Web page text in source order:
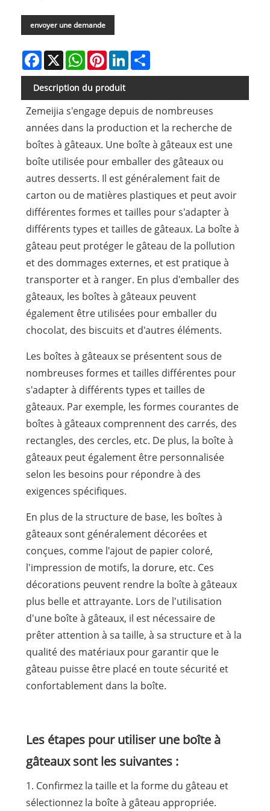
envoyer une demande
Facebook
X WhatsAppPinterestLinkedIn
Description du produit
Zemeijia s'engage depuis de nombreuses
années dans la production et la recherche de
boîtes à gâteaux. Une boîte à gâteaux est une
boîte utilisée pour emballer des gâteaux ou
autres desserts. Il est généralement fait de
carton ou de matières plastiques et peut avoir
différentes formes et tailles pour s'adapter à
différents types et tailles de gâteaux. La boîte à
gâteau peut protéger le gâteau de la pollution
et des dommages externes, et est pratique à
transporter et à ranger. En plus d'emballer des
gâteaux, les boîtes à gâteaux peuvent
également être utilisées pour emballer du
chocolat, des biscuits et d'autres éléments.
Les boîtes à gâteaux se présentent sous de
nombreuses formes et tailles différentes pour
s'adapter à différents types et tailles de
gâteaux. Par exemple, les formes courantes de
boîtes à gâteaux comprennent des carrés, des
rectangles, des cercles, etc. De plus, la boîte à
gâteaux peut également être personnalisée
selon les besoins pour répondre à des
exigences spécifiques.
En plus de la structure de base, les boîtes à
gâteaux sont généralement décorées et
conçues, comme l'ajout de papier coloré,
l'impression de motifs, la dorure, etc. Ces
décorations peuvent rendre la boîte à gâteaux
plus belle et attrayante. Lors de l'utilisation
d'une boîte à gâteaux, il est nécessaire de
prêter attention à sa taille, à sa structure et à la
qualité des matériaux pour garantir que le
gâteau puisse être placé en toute sécurité et
confortablement dans la boîte.
Les étapes pour utiliser une boîte à
gâteaux sont les suivantes :
1. Confirmez la taille et la forme du gâteau et
sélectionnez la boîte à gâteau appropriée.